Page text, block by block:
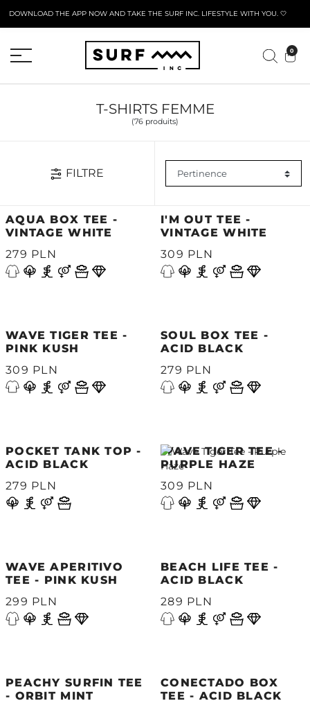
DOWNLOAD THE APP NOW AND TAKE THE SURF INC. LIFESTYLE WITH YOU. 🤍
0
T-SHIRTS FEMME
(76 produits)
FILTRE
AQUA BOX TEE -
VINTAGE WHITE
279 PLN
I'M OUT TEE -
VINTAGE WHITE
309 PLN
WAVE TIGER TEE -
PINK KUSH
309 PLN
SOUL BOX TEE -
ACID BLACK
279 PLN
POCKET TANK TOP -
ACID BLACK
279 PLN
WAVE TIGER TEE -
PURPLE HAZE
309 PLN
WAVE APERITIVO
TEE - PINK KUSH
299 PLN
BEACH LIFE TEE -
ACID BLACK
289 PLN
PEACHY SURFIN TEE
- ORBIT MINT
CONECTADO BOX
TEE - ACID BLACK
FORMULAIRE DE RETOUR ACTIF